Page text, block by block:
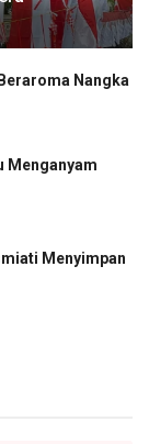
Nangka
Menganyam
Menyimpan